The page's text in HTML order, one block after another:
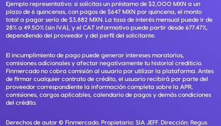
Ejemplo representativo: si solicitas un préstamo de $2,000 MXN a un
plazo de 6 quincenas, con pagos de $647 MXN por quincena, el monto
total a pagar sería de $3,882 MXN. La tasa de interés mensual puede ir de
28% a 49.50% (sin IVA), y el CAT informativo puede partir desde 677.47%,
dependiendo del proveedor y del perfil del solicitante.
El incumplimiento de pago puede generar intereses moratorios,
comisiones adicionales y afectar negativamente tu historial crediticio.
Finmercado no cobra comisión al usuario por utilizar la plataforma. Antes
de firmar cualquier contrato de crédito, el usuario recibirá por parte del
proveedor correspondiente la información completa sobre la APR,
comisiones, cargos aplicables, calendario de pagos y demás condiciones
del crédito.
Derechos de autor © Finmercado. Propietario: SIA JEFF. Dirección: Regus